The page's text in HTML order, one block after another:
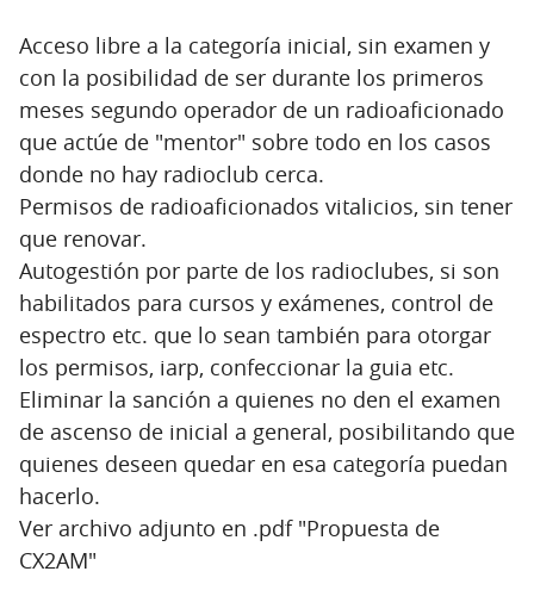
Acceso libre a la categoría inicial, sin examen y
con la posibilidad de ser durante los primeros
meses segundo operador de un radioaficionado
que actúe de "mentor" sobre todo en los casos
donde no hay radioclub cerca.
Permisos de radioaficionados vitalicios, sin tener
que renovar.
Autogestión por parte de los radioclubes, si son
habilitados para cursos y exámenes, control de
espectro etc. que lo sean también para otorgar
los permisos, iarp, confeccionar la guia etc.
Eliminar la sanción a quienes no den el examen
de ascenso de inicial a general, posibilitando que
quienes deseen quedar en esa categoría puedan
hacerlo.
Ver archivo adjunto en .pdf "Propuesta de
CX2AM"